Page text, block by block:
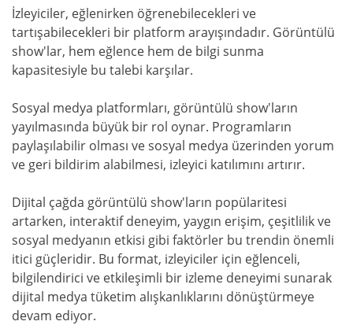
İzleyiciler, eğlenirken öğrenebilecekleri ve
tartışabilecekleri bir platform arayışındadır. Görüntülü
show'lar, hem eğlence hem de bilgi sunma
kapasitesiyle bu talebi karşılar.
Sosyal medya platformları, görüntülü show'ların
yayılmasında büyük bir rol oynar. Programların
paylaşılabilir olması ve sosyal medya üzerinden yorum
ve geri bildirim alabilmesi, izleyici katılımını artırır.
Dijital çağda görüntülü show'ların popülaritesi
artarken, interaktif deneyim, yaygın erişim, çeşitlilik ve
sosyal medyanın etkisi gibi faktörler bu trendin önemli
itici güçleridir. Bu format, izleyiciler için eğlenceli,
bilgilendirici ve etkileşimli bir izleme deneyimi sunarak
dijital medya tüketim alışkanlıklarını dönüştürmeye
devam ediyor.